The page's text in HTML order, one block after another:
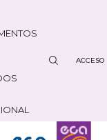
contenido
ACCESO